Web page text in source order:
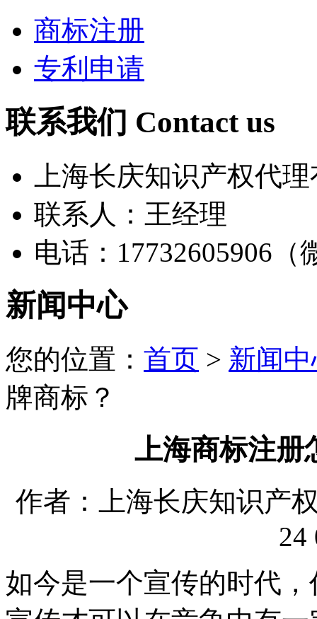
商标注册
专利申请
联系我们 Contact us
上海长庆知识产权代
联系人：王经理
电话：17732605906（
新闻中心
您的位置： 首页 > 新闻
牌商标？
上海商标注册
作者：上海长庆知识产
24
如今是一个宣传的时代